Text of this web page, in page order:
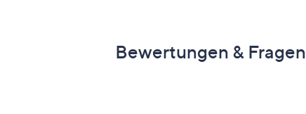
Bewertungen & Fragen